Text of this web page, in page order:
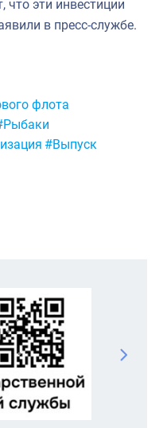
эти инвестиции
в пресс-службе.
флота
#Выпуск